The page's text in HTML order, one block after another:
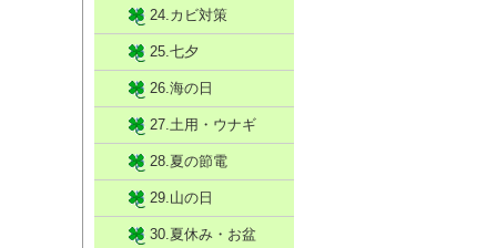
24.カビ対策
25.七夕
26.海の日
27.土用・ウナギ
28.夏の節電
29.山の日
30.夏休み・お盆